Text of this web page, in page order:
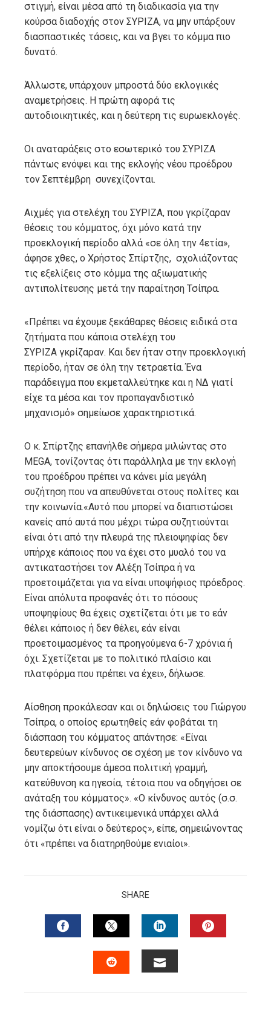
στιγμή, είναι μέσα από τη διαδικασία για την
κούρσα διαδοχής στον ΣΥΡΙΖΑ, να μην υπάρξουν
διασπαστικές τάσεις, και να βγει το κόμμα πιο
δυνατό.
Άλλωστε, υπάρχουν μπροστά δύο εκλογικές
αναμετρήσεις. Η πρώτη αφορά τις
αυτοδιοικητικές, και η δεύτερη τις ευρωεκλογές.
Οι αναταράξεις στο εσωτερικό του ΣΥΡΙΖΑ
πάντως ενόψει και της εκλογής νέου προέδρου
τον Σεπτέμβρη συνεχίζονται.
Αιχμές για στελέχη του ΣΥΡΙΖΑ, που γκρίζαραν
θέσεις του κόμματος, όχι μόνο κατά την
προεκλογική περίοδο αλλά «σε όλη την 4ετία»,
άφησε χθες, ο Χρήστος Σπίρτζης, σχολιάζοντας
τις εξελίξεις στο κόμμα της αξιωματικής
αντιπολίτευσης μετά την παραίτηση Τσίπρα.
«Πρέπει να έχουμε ξεκάθαρες θέσεις ειδικά στα
ζητήματα που κάποια στελέχη του
ΣΥΡΙΖΑ γκρίζαραν. Και δεν ήταν στην προεκλογική
περίοδο, ήταν σε όλη την τετραετία. Ένα
παράδειγμα που εκμεταλλεύτηκε και η ΝΔ γιατί
είχε τα μέσα και τον προπαγανδιστικό
μηχανισμό» σημείωσε χαρακτηριστικά.
Ο κ. Σπίρτζης επανήλθε σήμερα μιλώντας στο
MEGA, τονίζοντας ότι παράλληλα με την εκλογή
του προέδρου πρέπει να κάνει μία μεγάλη
συζήτηση που να απευθύνεται στους πολίτες και
την κοινωνία.«Αυτό που μπορεί να διαπιστώσει
κανείς από αυτά που μέχρι τώρα συζητιούνται
είναι ότι από την πλευρά της πλειοψηφίας δεν
υπήρχε κάποιος που να έχει στο μυαλό του να
αντικαταστήσει τον Αλέξη Τσίπρα ή να
προετοιμάζεται για να είναι υποψήφιος πρόεδρος.
Είναι απόλυτα προφανές ότι το πόσους
υποψηφίους θα έχεις σχετίζεται ότι με το εάν
θέλει κάποιος ή δεν θέλει, εάν είναι
προετοιμασμένος τα προηγούμενα 6-7 χρόνια ή
όχι. Σχετίζεται με το πολιτικό πλαίσιο και
πλατφόρμα που πρέπει να έχει», δήλωσε.
Αίσθηση προκάλεσαν και οι δηλώσεις του Γιώργου
Τσίπρα, ο οποίος ερωτηθείς εάν φοβάται τη
διάσπαση του κόμματος απάντησε: «Είναι
δευτερεύων κίνδυνος σε σχέση με τον κίνδυνο να
μην αποκτήσουμε άμεσα πολιτική γραμμή,
κατεύθυνση κα ηγεσία, τέτοια που να οδηγήσει σε
ανάταξη του κόμματος». «Ο κίνδυνος αυτός (σ.σ.
της διάσπασης) αντικειμενικά υπάρχει αλλά
νομίζω ότι είναι ο δεύτερος», είπε, σημειώνοντας
ότι «πρέπει να διατηρηθούμε ενιαίοι».
SHARE
FACEBOOKTWITTERLINKEDIN